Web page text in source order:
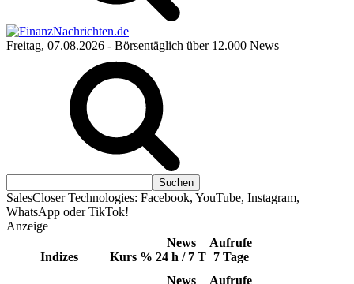
Freitag, 07.08.2026 - Börsentäglich über 12.000 News
SalesCloser Technologies: Facebook, YouTube, Instagram,
WhatsApp oder TikTok!
Anzeige
Indizes Kurs %
News
24 h / 7 T
Aufrufe
7 Tage
News
Aufrufe